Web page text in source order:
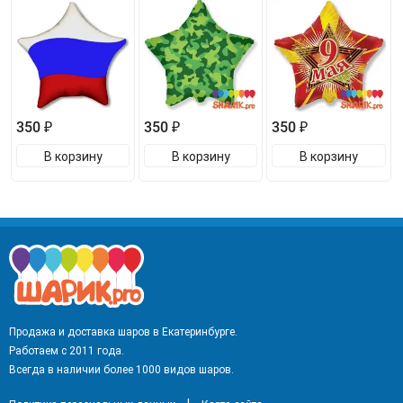
350 ₽
В корзину
350 ₽
В корзину
350 ₽
В корзину
Продажа и доставка шаров в Екатеринбурге.
Работаем с 2011 года.
Всегда в наличии более 1000 видов шаров.